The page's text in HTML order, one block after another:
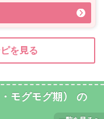
を見る
モグモグ期） の